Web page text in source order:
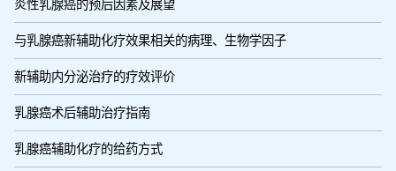
炎性乳腺癌的预后因素及展望
与乳腺癌新辅助化疗效果相关的病理、生物学因子
新辅助内分泌治疗的疗效评价
乳腺癌术后辅助治疗指南
乳腺癌辅助化疗的给药方式